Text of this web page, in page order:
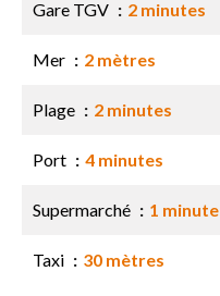
Gare TGV 2 minutes
Mer 2 mètres
Plage 2 minutes
Port 4 minutes
Supermarché 1 minute
Taxi 30 mètres